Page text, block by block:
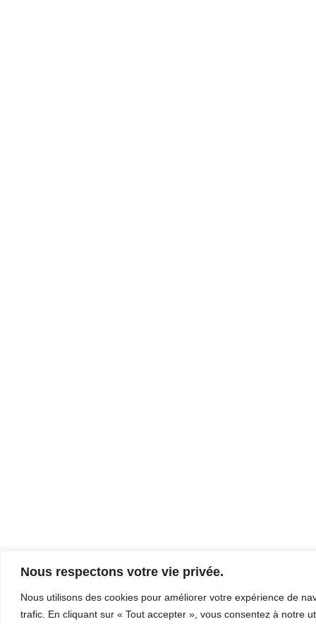
Nous respectons votre vie privée.
Nous utilisons des cookies pour améliorer votre expérience de
trafic. En cliquant sur « Tout accepter », vous consentez à notre